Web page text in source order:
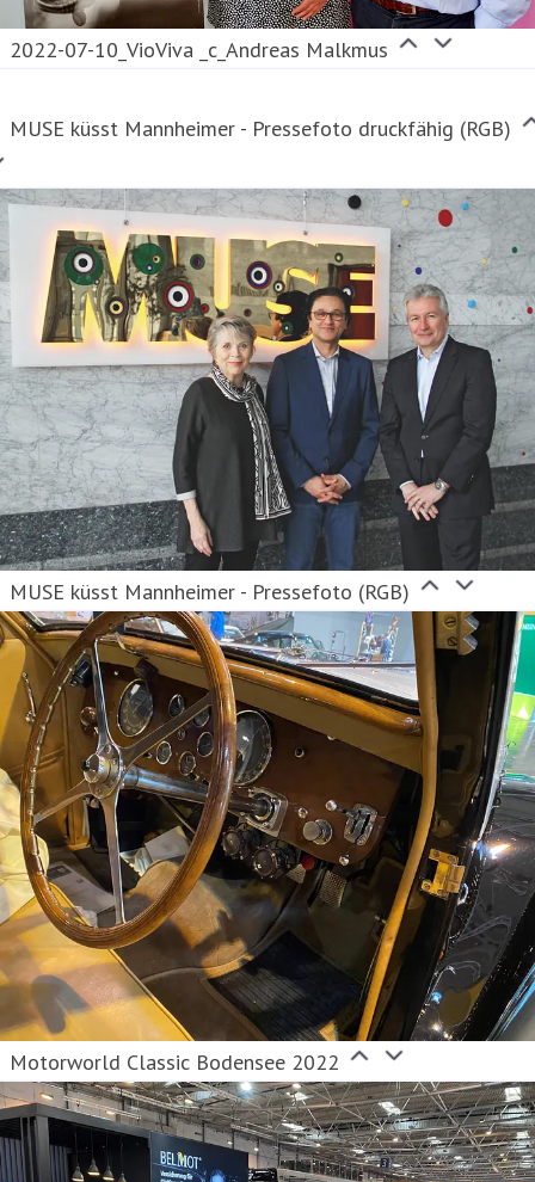
2022-07-10_VioViva _c_Andreas Malkmus
MUSE küsst Mannheimer - Pressefoto druckfähig (RGB)
MUSE küsst Mannheimer - Pressefoto (RGB)
Motorworld Classic Bodensee 2022